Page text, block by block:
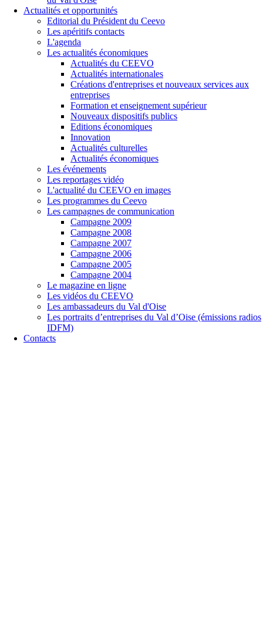
Actualités et opportunités
Editorial du Président du Ceevo
Les apéritifs contacts
L'agenda
Les actualités économiques
Actualités du CEEVO
Actualités internationales
Créations d'entreprises et nouveaux services aux
entreprises
Formation et enseignement supérieur
Nouveaux dispositifs publics
Editions économiques
Innovation
Actualités culturelles
Actualités économiques
Les événements
Les reportages vidéo
L'actualité du CEEVO en images
Les programmes du Ceevo
Les campagnes de communication
Campagne 2009
Campagne 2008
Campagne 2007
Campagne 2006
Campagne 2005
Campagne 2004
Le magazine en ligne
Les vidéos du CEEVO
Les ambassadeurs du Val d'Oise
Les portraits d’entreprises du Val d’Oise (émissions radios
IDFM)
Contacts